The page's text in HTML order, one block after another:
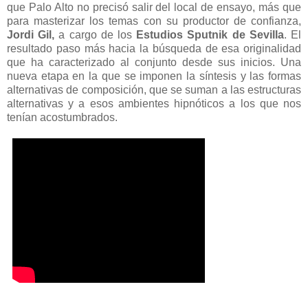
que Palo Alto no precisó salir del local de ensayo, más que
para masterizar los temas con su productor de confianza,
Jordi Gil, a cargo de los Estudios Sputnik de Sevilla. El
resultado paso más hacia la búsqueda de esa originalidad
que ha caracterizado al conjunto desde sus inicios. Una
nueva etapa en la que se imponen la síntesis y las formas
alternativas de composición, que se suman a las estructuras
alternativas y a esos ambientes hipnóticos a los que nos
tenían acostumbrados.